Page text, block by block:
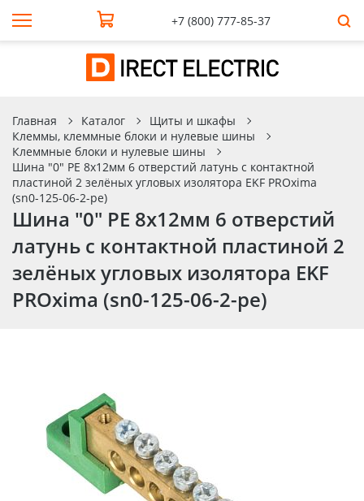
+7 (800) 777-85-37
Главная Каталог
Щиты и шкафы
Клеммы, клеммные блоки и нулевые шины
Клеммные блоки и нулевые шины
Шина "0" PE 8x12мм 6 отверстий латунь с контактной
пластиной 2 зелёных угловых изолятора EKF PROxima
(sn0-125-06-2-pe)
Шина "0" PE 8x12мм 6 отверстий
латунь с контактной пластиной 2
зелёных угловых изолятора EKF
PROxima (sn0-125-06-2-pe)